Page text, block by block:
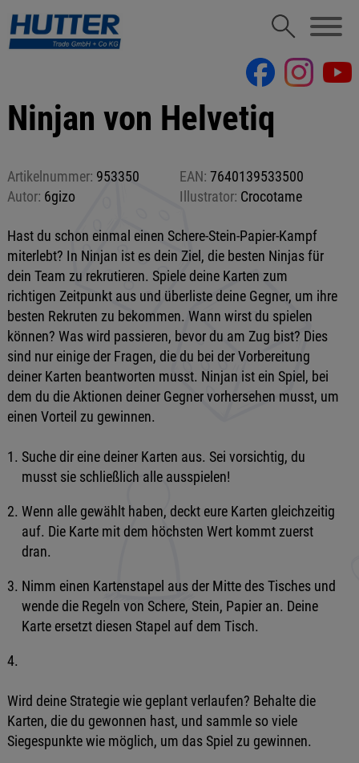
Ninjan von Helvetiq
Artikelnummer: 953350 EAN: 7640139533500
Autor: 6gizo Illustrator: Crocotame
Hast du schon einmal einen Schere-Stein-Papier-Kampf
miterlebt? In Ninjan ist es dein Ziel, die besten Ninjas für
dein Team zu rekrutieren. Spiele deine Karten zum
richtigen Zeitpunkt aus und überliste deine Gegner, um ihre
besten Rekruten zu bekommen. Wann wirst du spielen
können? Was wird passieren, bevor du am Zug bist? Dies
sind nur einige der Fragen, die du bei der Vorbereitung
deiner Karten beantworten musst. Ninjan ist ein Spiel, bei
dem du die Aktionen deiner Gegner vorhersehen musst, um
einen Vorteil zu gewinnen.
Suche dir eine deiner Karten aus. Sei vorsichtig, du
musst sie schließlich alle ausspielen!
Wenn alle gewählt haben, deckt eure Karten gleichzeitig
auf. Die Karte mit dem höchsten Wert kommt zuerst
dran.
Nimm einen Kartenstapel aus der Mitte des Tisches und
wende die Regeln von Schere, Stein, Papier an. Deine
Karte ersetzt diesen Stapel auf dem Tisch.
Wird deine Strategie wie geplant verlaufen? Behalte die
Karten, die du gewonnen hast, und sammle so viele
Siegespunkte wie möglich, um das Spiel zu gewinnen.